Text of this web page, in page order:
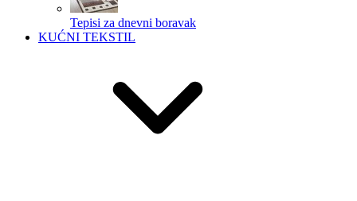
Tepisi za dnevni boravak
KUĆNI TEKSTIL